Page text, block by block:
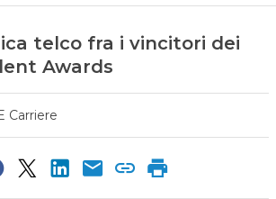
telco fra i vincitori dei
Awards
Carriere